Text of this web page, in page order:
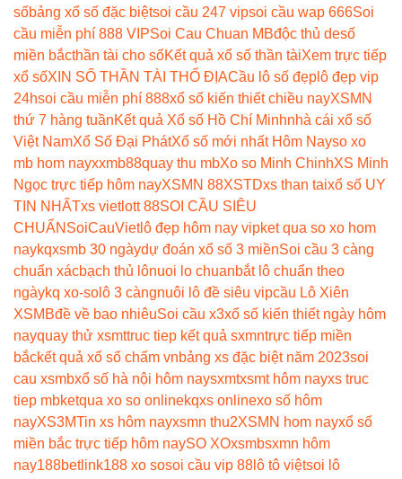
sốbảng xổ số đặc biệtsoi cầu 247 vipsoi cầu wap 666Soi
cầu miễn phí 888 VIPSoi Cau Chuan MBđộc thủ desố
miền bắcthần tài cho sốKết quả xổ số thần tàiXem trực tiếp
xổ sốXIN SỐ THẦN TÀI THỔ ĐỊACầu lô số đẹp lô đẹp vip
24hsoi cầu miễn phí 888xổ số kiến thiết chiều nayXSMN
thứ 7 hàng tuầnKết quả Xổ số Hồ Chí Minhnhà cái xổ số
Việt NamXổ Số Đại PhátXổ số mới nhất Hôm Nayso xo
mb hom nayxxmb88quay thu mbXo so Minh ChinhXS Minh
Ngọc trực tiếp hôm nayXSMN 88XSTDxs than taixổ số UY
TIN NHẤTxs vietlott 88SOI CẦU SIÊU
CHUẨN SoiCauVietlô đẹp hôm nay vipket qua so xo hom
naykqxsmb 30 ngàydự đoán xổ số 3 miềnSoi cầu 3 càng
chuẩn xácbạch thủ lônuoi lo chuanbắt lô chuẩn theo
ngàykq xo-so lô 3 càngnuôi lô đề siêu vipcầu Lô Xiên
XSMBđề về bao nhiêuSoi cầu x3xổ số kiến thiết ngày hôm
nayquay thử xsmttruc tiep kết quả sxmntrực tiếp miền
bắckết quả xổ số chấm vnbảng xs đặc biệt năm 2023soi
cau xsmbxổ số hà nội hôm naysxmtxsmt hôm nayxs truc
tiep mbketqua xo so onlinekqxs onlinexo số hôm
nayXS3MTin xs hôm nayxsmn thu2XSMN hom nayxổ số
miền bắc trực tiếp hôm naySO XOxsmbsxmn hôm
nay188betlink188 xo sosoi cầu vip 88 lô tô việtsoi lô